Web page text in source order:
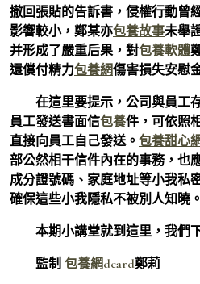
撤回張貼的告訴書，侵權行動曾
影響較小，鄭某亦包養故事未舉
并形成了嚴重后果，對包養軟體
還償付精力包養網傷害損失安慰
在這里要提示，公司與員工
員工發送書面信包養件，可依照
直接向員工自己發送。 包養甜心
部公然相干信件內在的事務，也
成分證號碼、家庭地址等小我私
確保這些小我隱私不被別人知曉。
本期小講堂就到這里，我們
監制 包養網dcard鄭莉